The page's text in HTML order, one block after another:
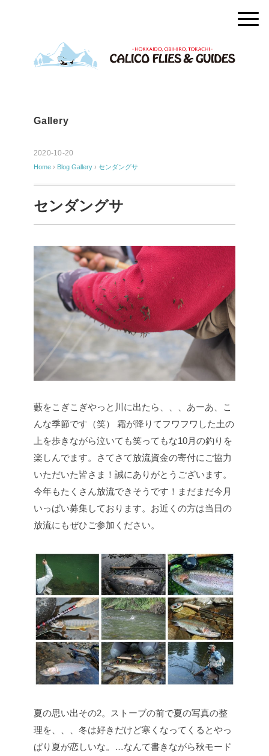
Gallery
2020-10-20
Home › Blog Gallery › センダングサ
センダングサ
藪をこぎこぎやっと川に出たら、、、あーあ、こ
んな季節です（笑）
霜が降りてフワフワした土の
上を歩きながら泣いても笑ってもな10月の釣りを
楽しんでます。さてさて放流資金の寄付にご協力
いただいた皆さま！誠にありがとうございます。
今年もたくさん放流できそうです！まだまだ今月
いっぱい募集しております。お近くの方は当日の
放流にもぜひご参加ください。
夏の思い出その2。ストーブの前で夏の写真の整
理を、、、冬は好きだけど寒くなってくるとやっ
ぱり夏が恋しいな。…なんて書きながら秋モード